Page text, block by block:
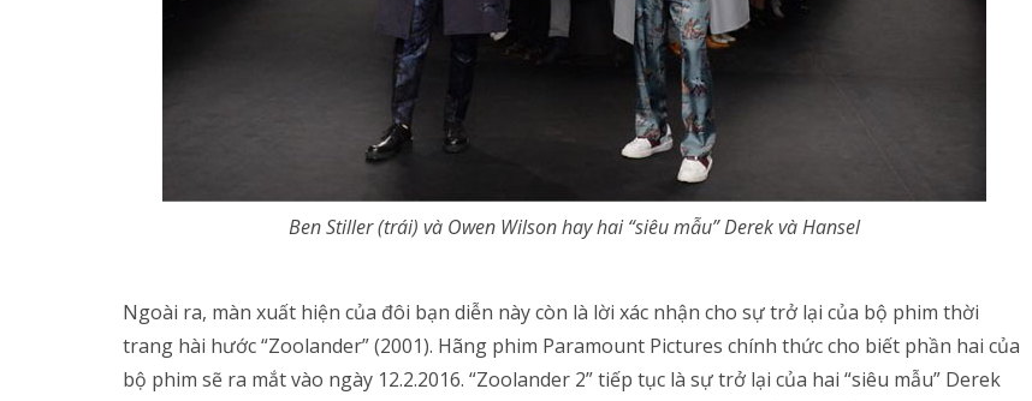
Ben Stiller (trái) và Owen Wilson hay hai “siêu mẫu” Derek và Hansel
Ngoài ra, màn xuất hiện của đôi bạn diễn này còn là lời xác nhận cho sự trở lại của bộ phim thời
trang hài hước “Zoolander” (2001). Hãng phim Paramount Pictures chính thức cho biết phần hai của
bộ phim sẽ ra mắt vào ngày 12.2.2016. “Zoolander 2” tiếp tục là sự trở lại của hai “siêu mẫu” Derek